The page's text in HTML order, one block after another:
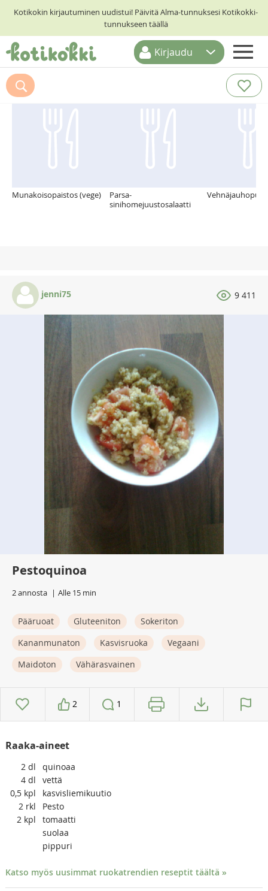
Kotikokin kirjautuminen uudistui! Päivitä Alma-tunnuksesi Kotikokki-
tunnukseen täällä
ETUSIVU
RESEPTIHAKU
Kirjaudu
Suosittelemme myös
Munakoisopaistos (vege)
Parsa-
sinihomejuustosalaatti
jenni75 9 411
Pestoquinoa
2 annosta Alle 15 min
Pääruoat Gluteeniton
Sokeriton
Kananmunaton
Kasvisruoka
Vegaani
Maidoton
Vähärasvainen
2 1
Raaka-aineet
2 dl
quinoaa
4 dl
vettä
0,5 kpl
kasvisliemikuutio
2 rkl
Pesto
2 kpl
tomaatti
suolaa
pippuri
Katso myös uusimmat ruokatrendien reseptit täältä »